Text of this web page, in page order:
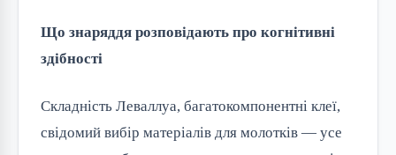
Що знаряддя розповідають про когнітивні
здібності
Складність Леваллуа, багатокомпонентні клеї,
свідомий вибір матеріалів для молотків — усе